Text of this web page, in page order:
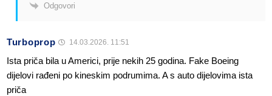
Odgovori
Turboprop 14.03.2026. 11:51
Ista priča bila u Americi, prije nekih 25 godina. Fake Boeing
dijelovi rađeni po kineskim podrumima. A s auto dijelovima ista
priča